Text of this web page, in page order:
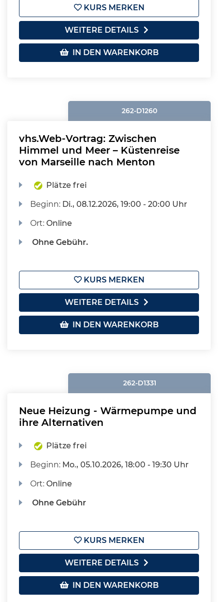
KURS MERKEN
WEITERE DETAILS
IN DEN WARENKORB
262-D1260
vhs.Web-Vortrag: Zwischen
Himmel und Meer – Küstenreise
von Marseille nach Menton
Plätze frei
Beginn: Di., 08.12.2026, 19:00 - 20:00 Uhr
Ort:Online
Ohne Gebühr.
KURS MERKEN
WEITERE DETAILS
IN DEN WARENKORB
262-D1331
Neue Heizung - Wärmepumpe und
ihre Alternativen
Plätze frei
Beginn: Mo., 05.10.2026, 18:00 - 19:30 Uhr
Ort:Online
Ohne Gebühr
KURS MERKEN
WEITERE DETAILS
IN DEN WARENKORB